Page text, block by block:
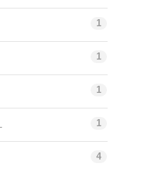
1
1
1
1
4